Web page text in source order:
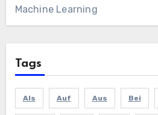
Machine Learning
Tags
Als Auf Aus Bei